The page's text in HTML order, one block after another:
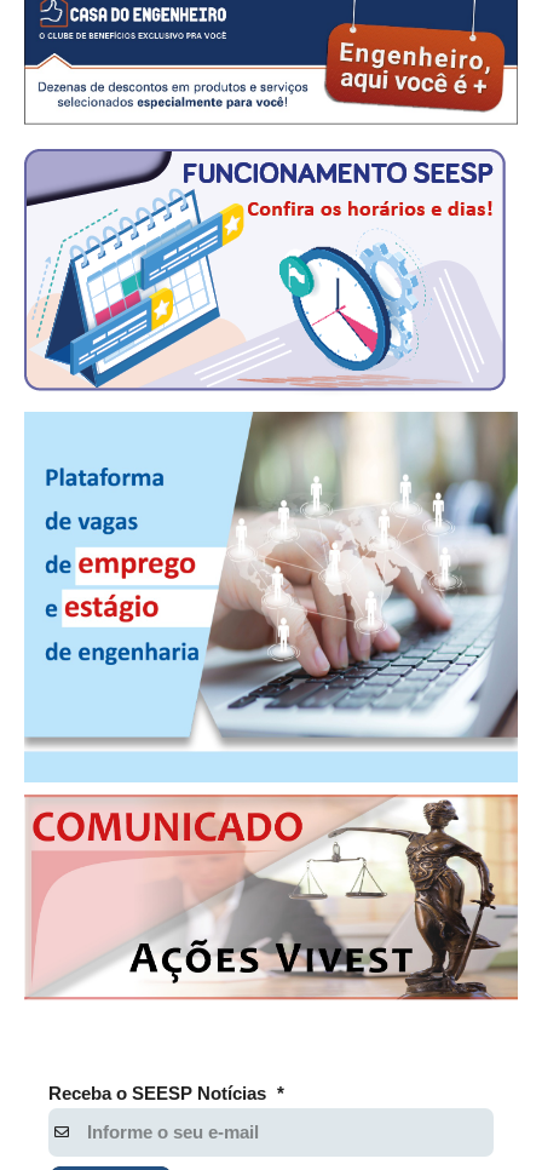
CONTRIBUIÇÃO SINDICAL URBANA
REVISÃO DE APOSENTADORIA
FGTS CORREÇÃO
LEGISLAÇÃO
LEI 4.950-A/1966 – PISO SALARIAL
LEI 5.194/1966 – REGULAMENTAÇÃO DA PROFISSÃO
LEI 6.496/1977 – ART
RES 1.002/2002 – CÓDIGO DE ÉTICA
HOMOLOGAÇÕES
PISO SALARIAL
FIQUE POR DENTRO
EMPREGO E ESTÁGIO
CARREIRA
AUTÔNOMOS E SERVIÇOS
NEWSLETTER
GUIA DAS ENGENHARIAS
CONTATO
SEESP EDUCAÇÃO
Receba o SEESP Notícias *